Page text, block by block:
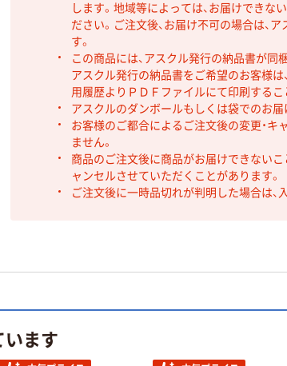
します。地域等によっては、お届けできな
ださい。ご注文後、お届け不可の場合は、
す。
この商品には、アスクル発行の納品書が同
アスクル発行の納品書をご希望のお客様は
用履歴よりＰＤＦファイルにて印刷するこ
アスクルのダンボールもしくは袋でのお届
お客様のご都合によるご注文後の変更・キ
ません。
商品のご注文後に商品がお届けできないこ
ャンセルさせていただくことがあります。
ご注文後に一時品切れが判明した場合は、
ます